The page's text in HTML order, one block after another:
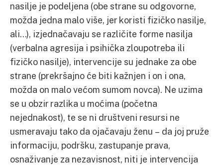
nasilje je podeljena (obe strane su odgovorne,
možda jedna malo više, jer koristi fizičko nasilje,
ali…), izjednačavaju se različite forme nasilja
(verbalna agresija i psihička zloupotreba ili
fizičko nasilje), intervencije su jednake za obe
strane (prekršajno će biti kažnjen i on i ona,
možda on malo većom sumom novca). Ne uzima
se u obzir razlika u moćima (početna
nejednakost), te se ni društveni resursi ne
usmeravaju tako da ojačavaju ženu – da joj pruže
informaciju, podršku, zastupanje prava,
osnaživanje za nezavisnost, niti je intervencija